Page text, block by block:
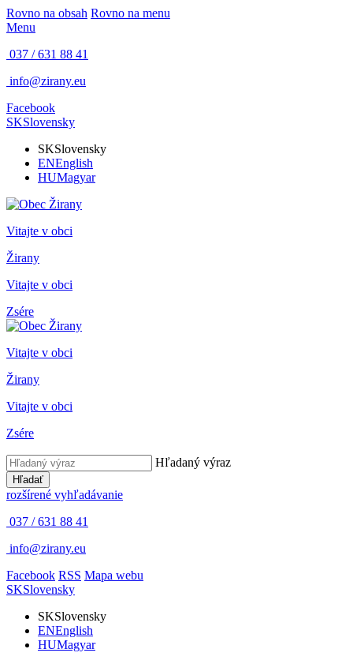
Rovno na obsah Rovno na menu
Menu
037 / 631 88 41
info@zirany.eu
Facebook
SKSlovensky
SKSlovensky
ENEnglish
HUMagyar
Vitajte v obci
Žirany
Vitajte v obci
Zsére
Vitajte v obci
Žirany
Vitajte v obci
Zsére
Hľadaný výraz
Hľadať
rozšírené vyhľadávanie
037 / 631 88 41
info@zirany.eu
Facebook RSS Mapa webu
SKSlovensky
SKSlovensky
ENEnglish
HUMagyar